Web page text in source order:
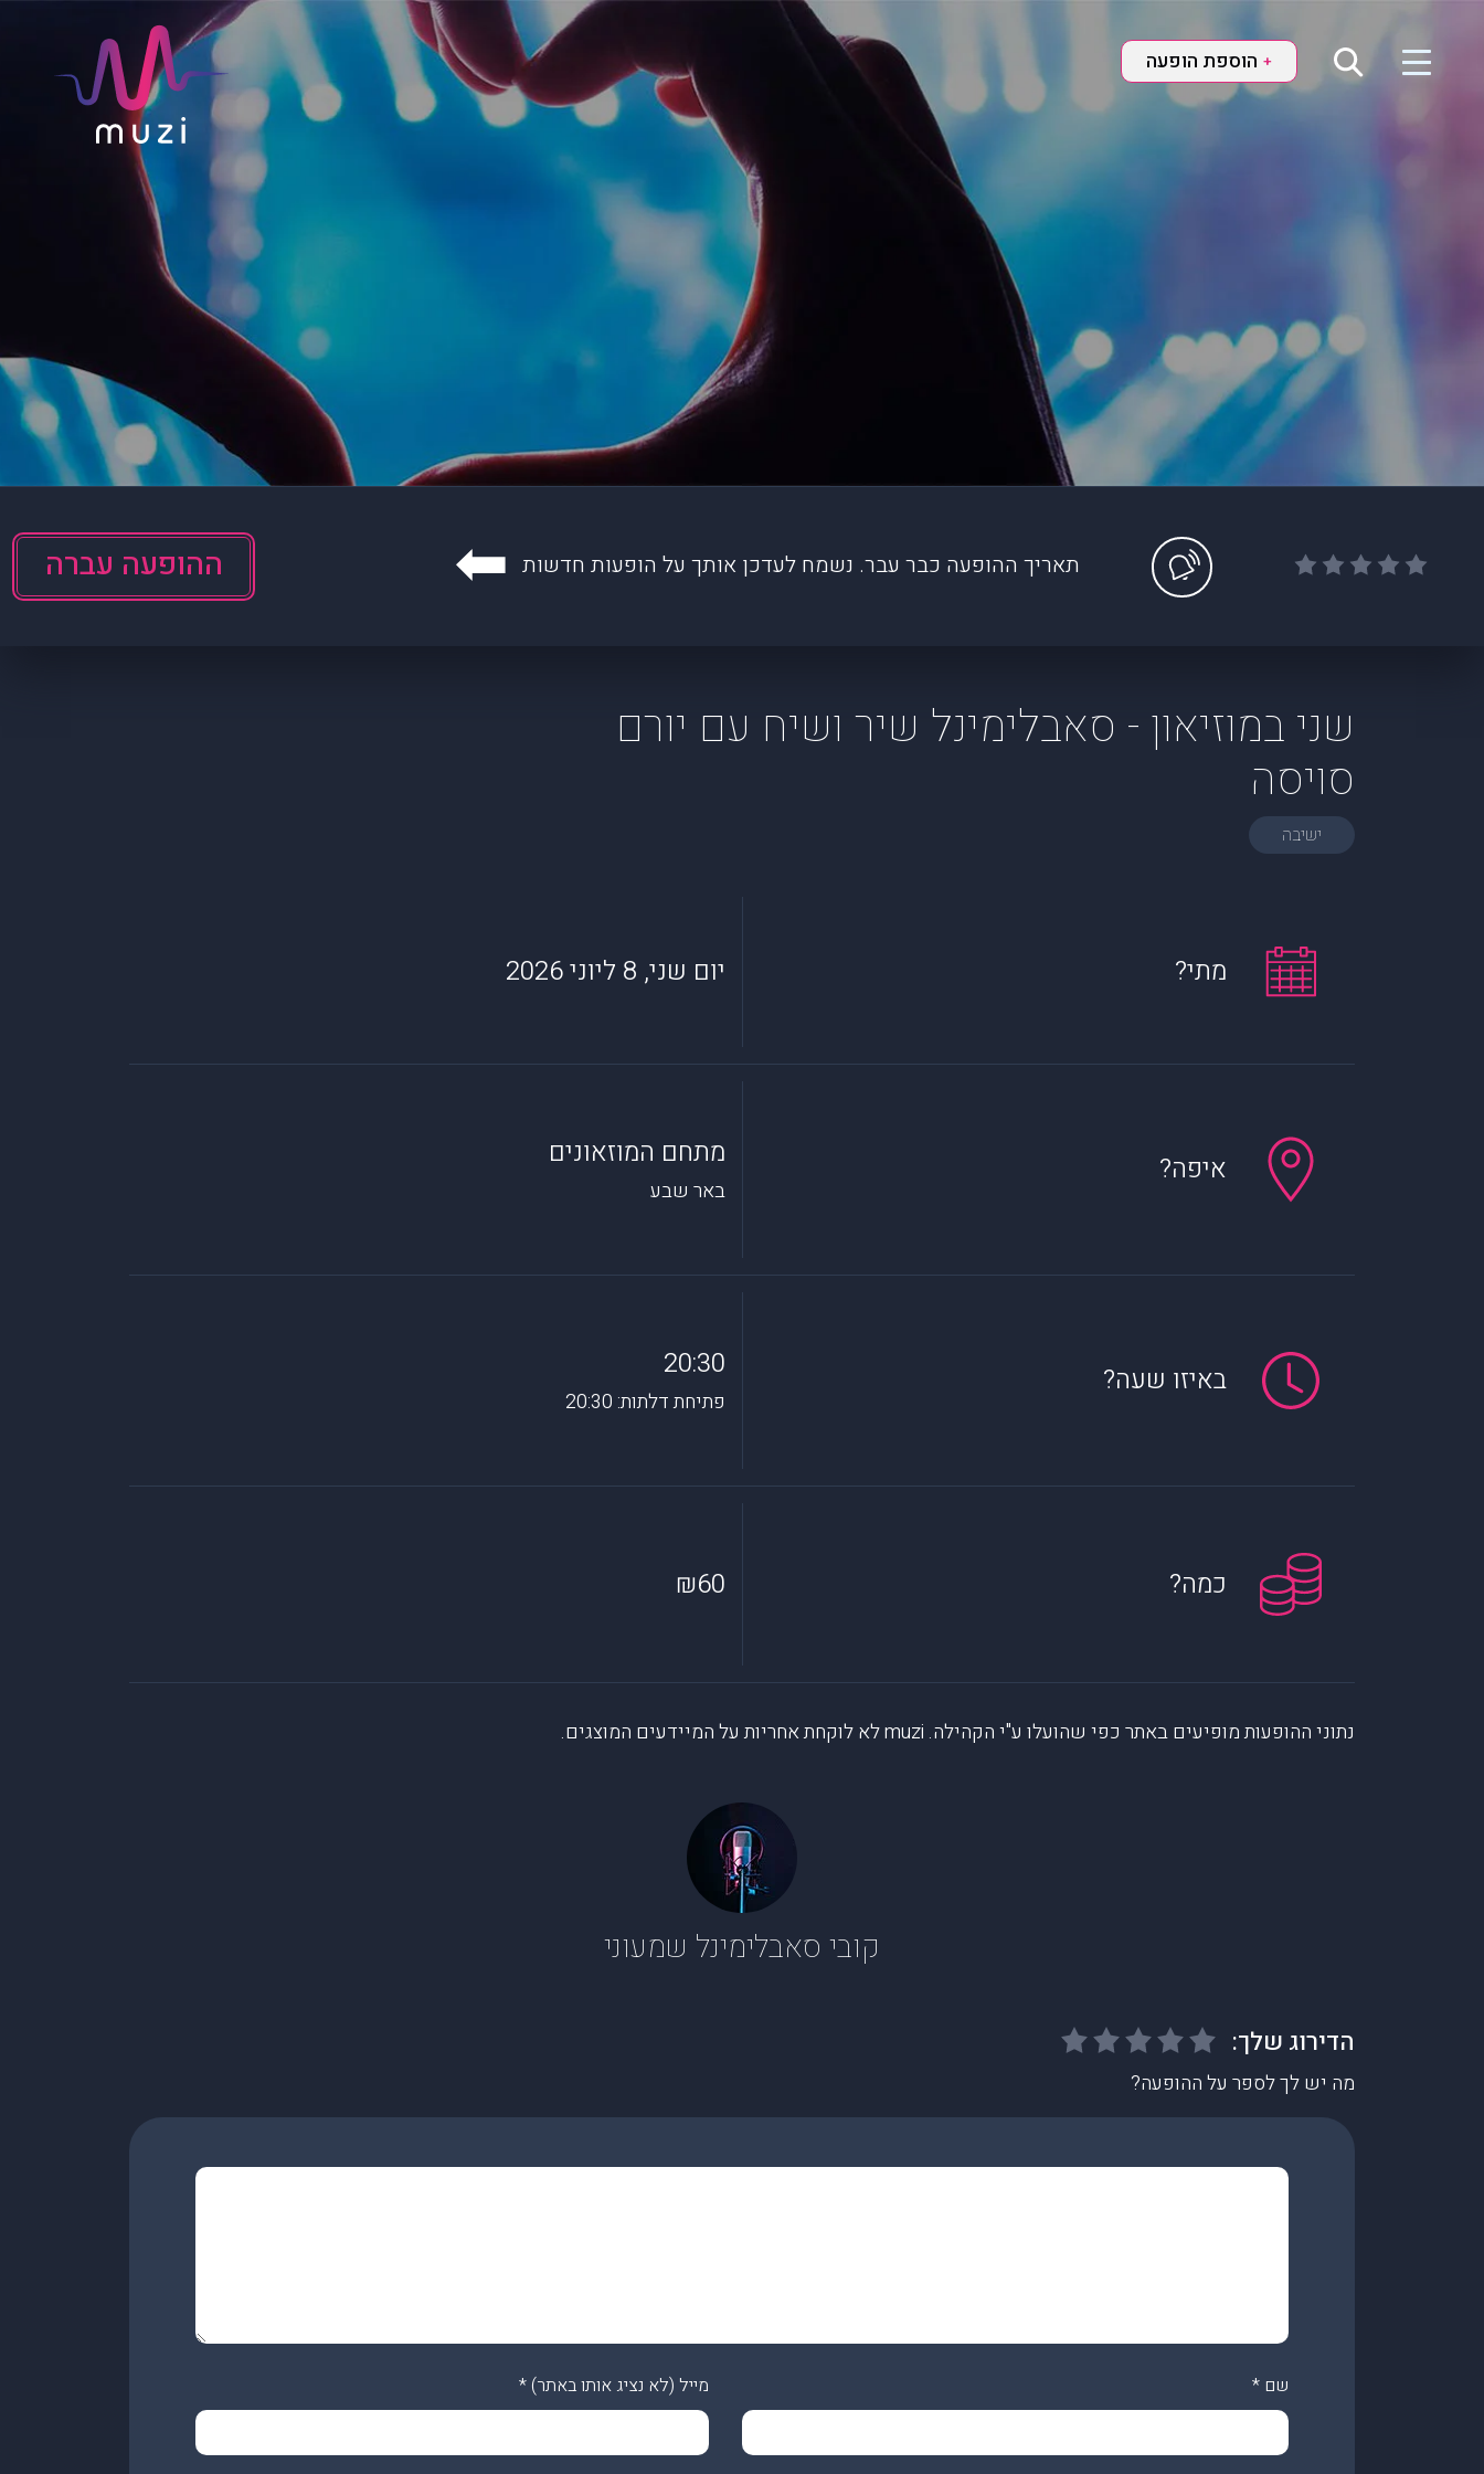
+ הוספת הופעה
תאריך ההופעה כבר עבר. נשמח לעדכן אותך על הופעות חדשות ההופעה עברה
שני במוזיאון - סאבלימינל שיר ושיח עם יורם
סויסה
ישיבה
מתי? יום שני, 8 ליוני 2026
איפה? מתחם המוזאונים
באר שבע
באיזו שעה? 20:30
פתיחת דלתות: 20:30
כמה? ₪60
נתוני ההופעות מופיעים באתר כפי שהועלו ע"י הקהילה. muzi לא לוקחת אחריות על המיידעים המוצגים.
קובי סאבלימינל שמעוני
מה יש לך לספר על ההופעה?
שם * מייל (לא נציג אותו באתר) *